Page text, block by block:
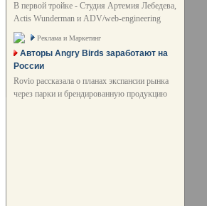
В первой тройке - Студия Артемия Лебедева,
Actis Wunderman и ADV/web-engineering
Реклама и Маркетинг
Авторы Angry Birds заработают на
России
Rovio рассказала о планах экспансии рынка
через парки и брендированную продукцию